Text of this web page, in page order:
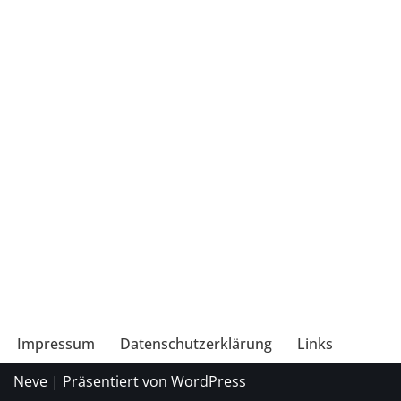
Impressum Datenschutzerklärung
Links
Neve | Präsentiert von WordPress